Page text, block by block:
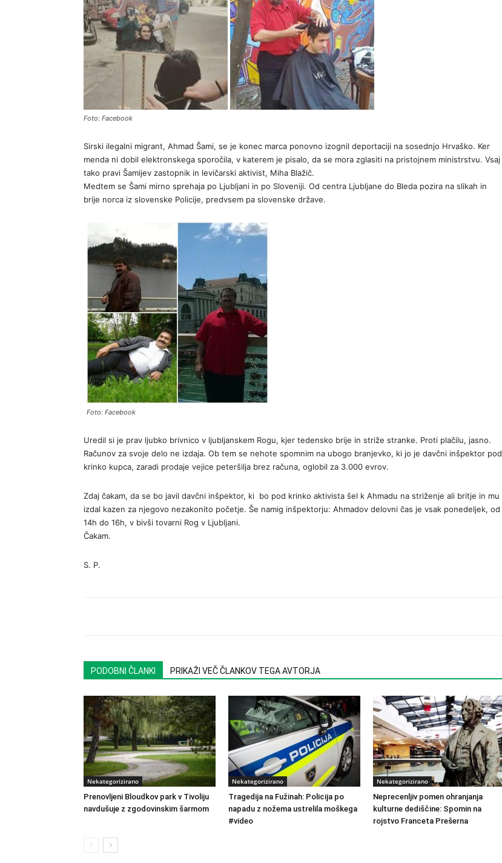
Foto: Facebook
Sirski ilegalni migrant, Ahmad Šami, se je konec marca ponovno izognil deportaciji na sosednjo Hrvaško. Ker
menda ni dobil elektronskega sporočila, v katerem je pisalo, da se mora zglasiti na pristojnem ministrstvu. Vsaj
tako pravi Šamijev zastopnik in levičarski aktivist, Miha Blažič.
Medtem se Šami mirno sprehaja po Ljubljani in po Sloveniji. Od centra Ljubljane do Bleda pozira na slikah in
brije norca iz slovenske Policije, predvsem pa slovenske države.
Foto: Facebook
Uredil si je prav ljubko brivnico v ljubljanskem Rogu, kjer tedensko brije in striže stranke. Proti plačilu, jasno.
Računov za svoje delo ne izdaja. Ob tem se nehote spomnim na ubogo branjevko, ki jo je davčni inšpektor pod
krinko kupca, zaradi prodaje vejice peteršilja brez računa, oglobil za 3.000 evrov.
Zdaj čakam, da se bo javil davčni inšpektor, ki bo pod krinko aktivista šel k Ahmadu na striženje ali britje in mu
izdal kazen za njegovo nezakonito početje. Še namig inšpektorju: Ahmadov delovni čas je vsak ponedeljek, od
14h do 16h, v bivši tovarni Rog v Ljubljani.
Čakam.
S. P.
PODOBNI ČLANKI PRIKAŽI VEČ ČLANKOV TEGA AVTORJA
Nekategorizirano
Prenovljeni Bloudkov park v Tivoliju
navdušuje z zgodovinskim šarmom
Nekategorizirano
Tragedija na Fužinah: Policija po
napadu z nožema ustrelila moškega
#video
Nekategorizirano
Neprecenljiv pomen ohranjanja
kulturne dediščine: Spomin na
rojstvo Franceta Prešerna